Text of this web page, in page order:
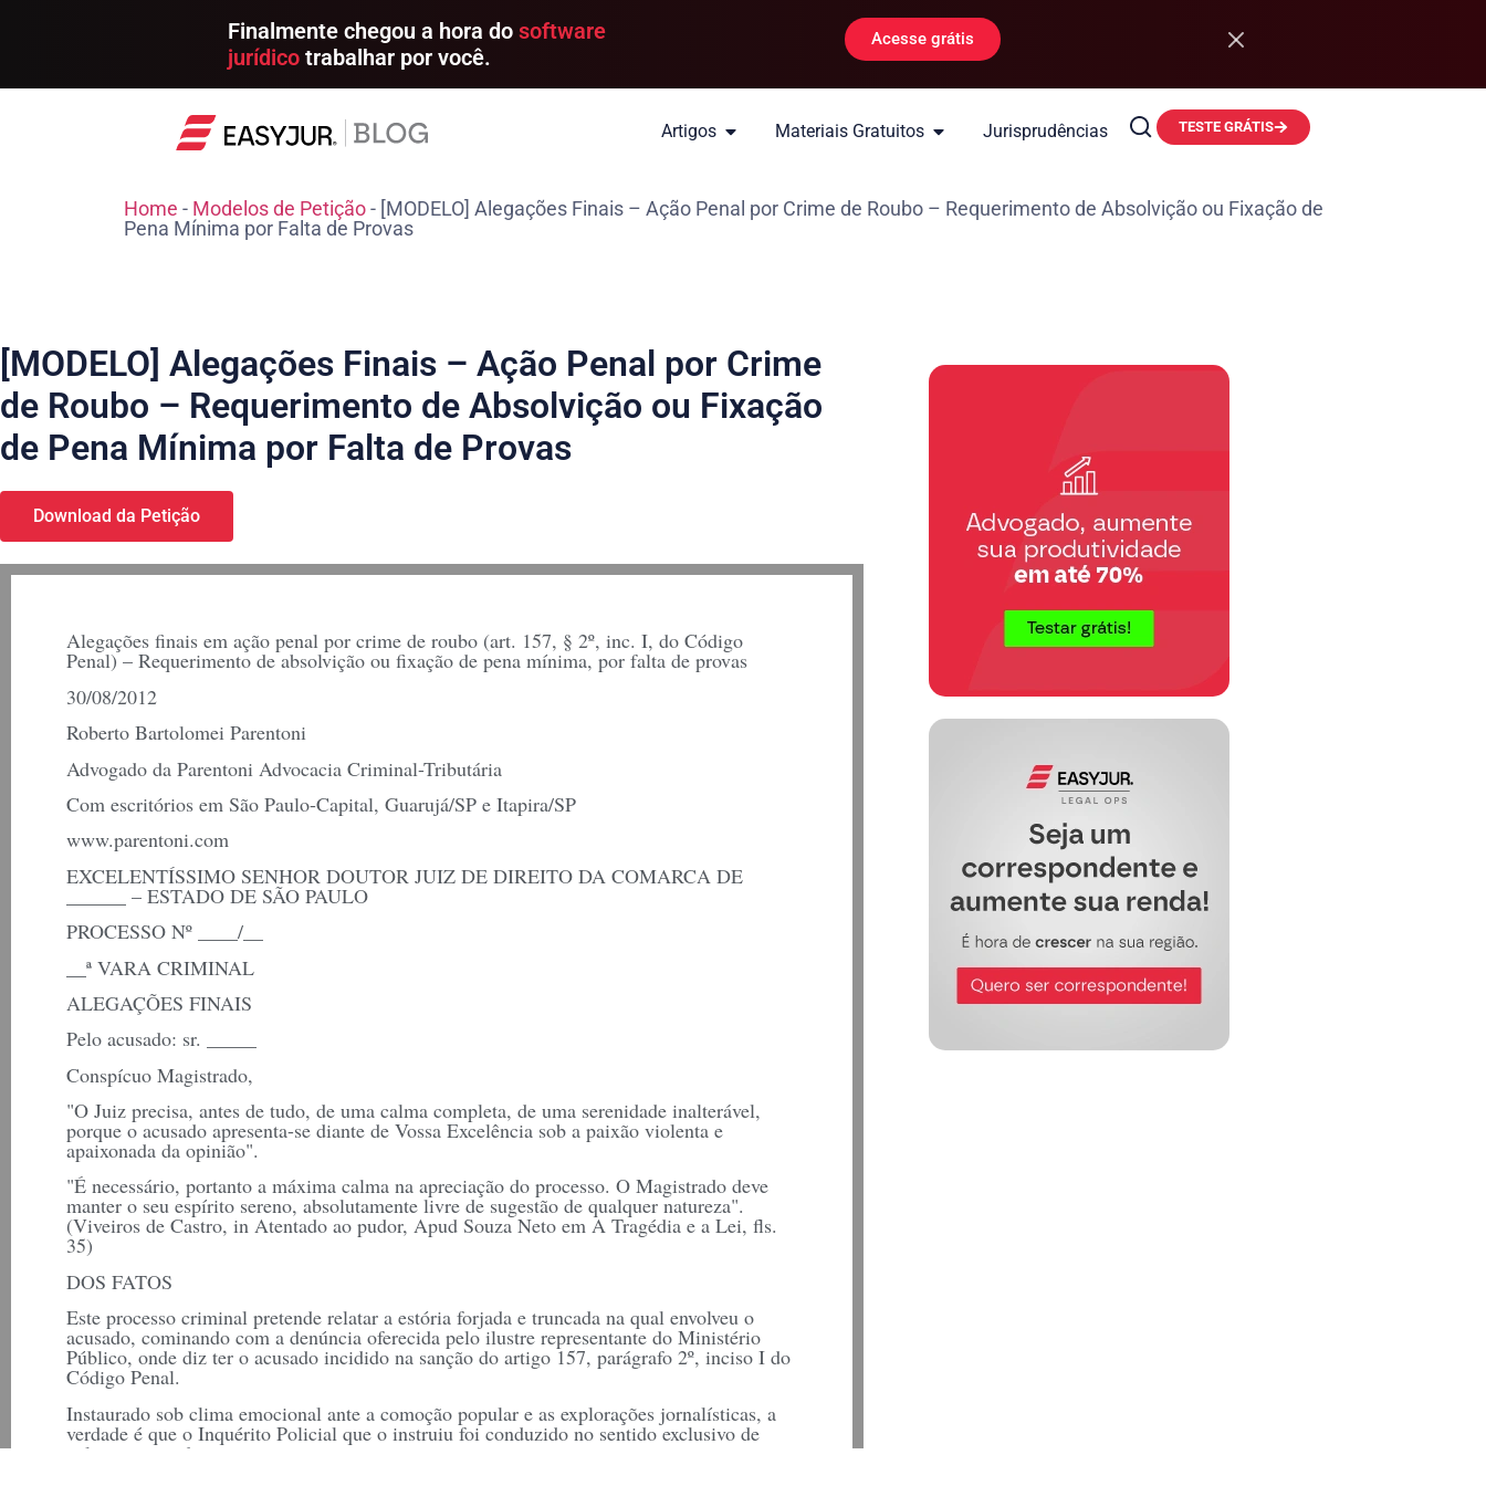
Finalmente chegou a hora dosoftware
jurídico trabalhar por você.
Acesse grátis
Artigos Materiais Gratuitos Jurisprudências TESTE GRÁTIS
Home - Modelos de Petição- [MODELO] Alegações Finais – Ação Penal por Crime de Roubo – Requerimento de Absolvição ou Fixação de
Pena Mínima por Falta de Provas
[MODELO] Alegações Finais – Ação Penal por Crime
de Roubo – Requerimento de Absolvição ou Fixação
de Pena Mínima por Falta de Provas
Download da Petição
Alegações finais em ação penal por crime de roubo (art. 157, § 2º, inc. I, do Código
Penal) – Requerimento de absolvição ou fixação de pena mínima, por falta de provas
30/08/2012
Roberto Bartolomei Parentoni
Advogado da Parentoni Advocacia Criminal-Tributária
Com escritórios em São Paulo-Capital, Guarujá/SP e Itapira/SP
www.parentoni.com
EXCELENTÍSSIMO SENHOR DOUTOR JUIZ DE DIREITO DA COMARCA DE
______ – ESTADO DE SÃO PAULO
PROCESSO Nº ____/__
__ª VARA CRIMINAL
ALEGAÇÕES FINAIS
Pelo acusado: sr. _____
Conspícuo Magistrado,
"O Juiz precisa, antes de tudo, de uma calma completa, de uma serenidade inalterável,
porque o acusado apresenta-se diante de Vossa Excelência sob a paixão violenta e
apaixonada da opinião".
"É necessário, portanto a máxima calma na apreciação do processo. O Magistrado deve
manter o seu espírito sereno, absolutamente livre de sugestão de qualquer natureza".
(Viveiros de Castro, in Atentado ao pudor, Apud Souza Neto em A Tragédia e a Lei, fls.
35)
DOS FATOS
Este processo criminal pretende relatar a estória forjada e truncada na qual envolveu o
acusado, cominando com a denúncia oferecida pelo ilustre representante do Ministério
Público, onde diz ter o acusado incidido na sanção do artigo 157, parágrafo 2º, inciso I do
Código Penal.
Instaurado sob clima emocional ante a comoção popular e as explorações jornalísticas, a
verdade é que o Inquérito Policial que o instruiu foi conduzido no sentido exclusivo de
culpar o acusado.